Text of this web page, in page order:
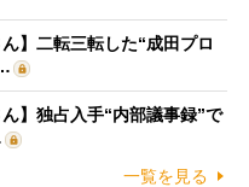
】二転三転した“成田プロ
】独占入手“内部議事録”で
一覧を見る